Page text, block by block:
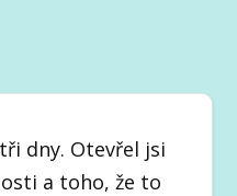
dny. Otevřel jsi
a toho, že to